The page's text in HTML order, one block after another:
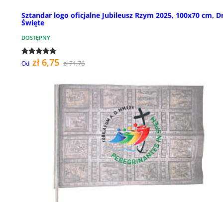
Sztandar logo oficjalne Jubileusz Rzym 2025, 100x70 cm,
Święte
DOSTĘPNY
Od zł 6,75 zł 71,76